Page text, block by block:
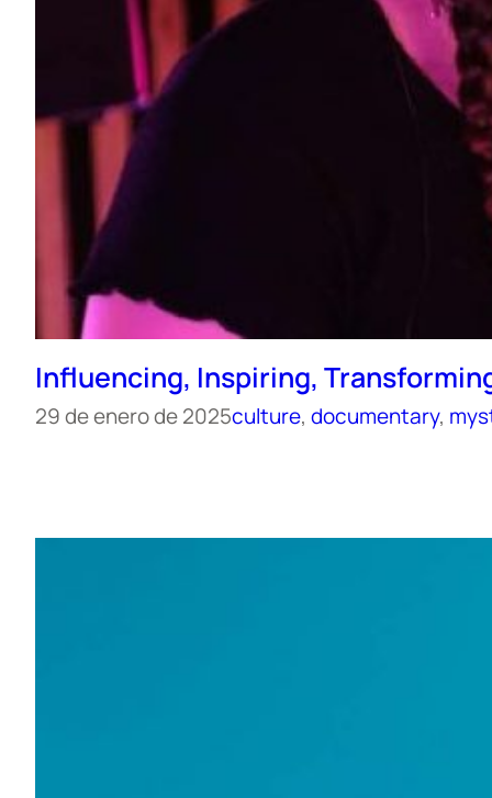
Influencing, Inspiring,
29 de enero de 2025culture, documentary,